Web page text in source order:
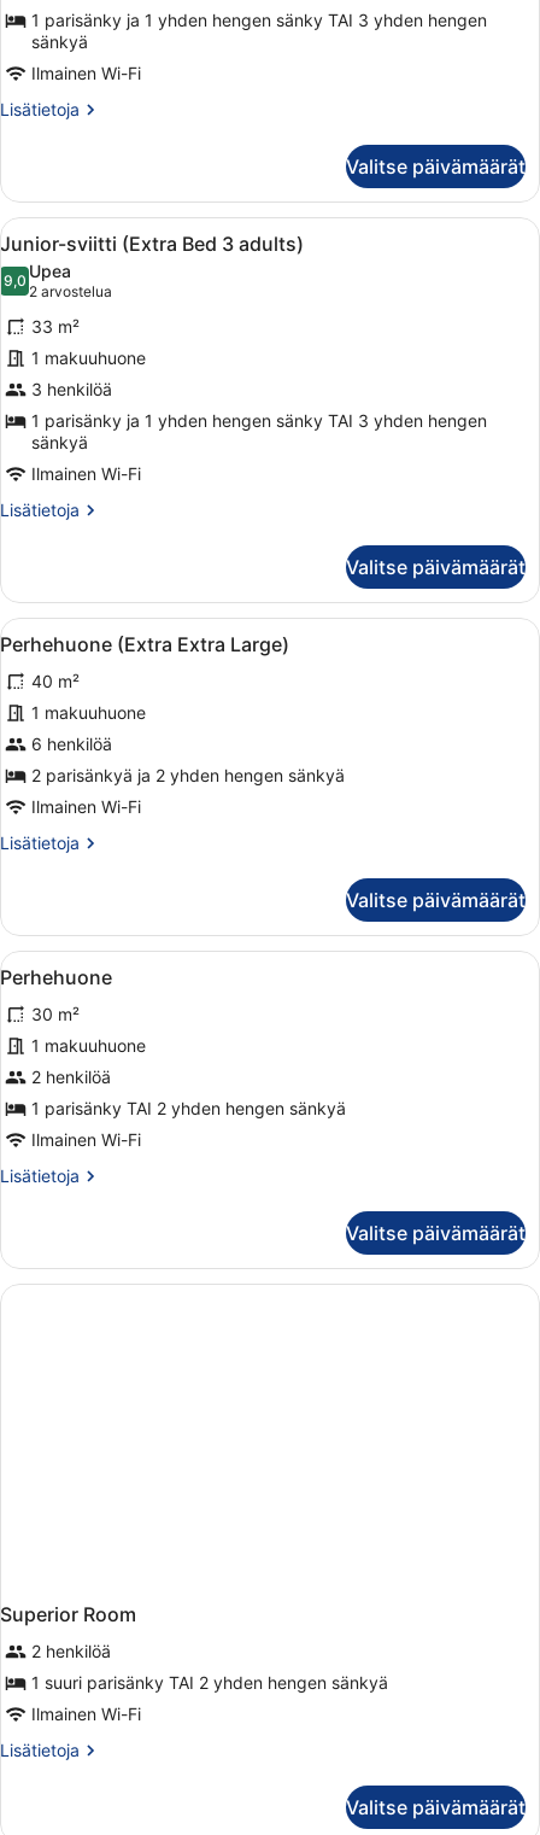
2
adults
+
1
1 parisänky ja 1 yhden hengen sänky TAI 3 yhden hengen
sänkyä
Ilmainen Wi-Fi
Lisätietoja
Lisätietoja
(Extra
Bed
2
adults
+
child)
Valitse päivämäärät
Avaa
kaikki
huonetyypin
Junior-
sviitti
(Extra
Bed
3
adults)
kuvat
Moderni hotellihuone, jossa on
6
Junior-sviitti (Extra Bed 3 adults)
9,09,0 kautta 10
Upea
2 arvostelua
(2
arvostelua)
33 m²
1 makuuhuone
3 henkilöä
1 parisänky ja 1 yhden hengen sänky TAI 3 yhden hengen
sänkyä
Ilmainen Wi-Fi
Lisätietoja
Lisätietoja
(Extra
Bed
3
Valitse päivämäärät
Avaa
kaikki
huonetyypin
Perhehuone
(Extra
Extra
Large)
Hotellihuone, jossa on suuri
7
Perhehuone (Extra Extra Large)
40 m²
1 makuuhuone
6 henkilöä
2 parisänkyä ja 2 yhden hengen sänkyä
Ilmainen Wi-Fi
Lisätietoja
Lisätietoja
Extra
Large)
Valitse päivämäärät
Avaa
kaikki
huonetyypin
Perhehuone
kuvat
Hotellihuone, jossa on suuri
8
Perhehuone
30 m²
1 makuuhuone
2 henkilöä
1 parisänky TAI 2 yhden hengen sänkyä
Ilmainen Wi-Fi
Lisätietoja
Lisätietoja
Valitse päivämäärät
Superior Room
2 henkilöä
1 suuri parisänky TAI 2 yhden hengen sänkyä
Ilmainen Wi-Fi
Lisätietoja
Lisätietoja
Valitse päivämäärät